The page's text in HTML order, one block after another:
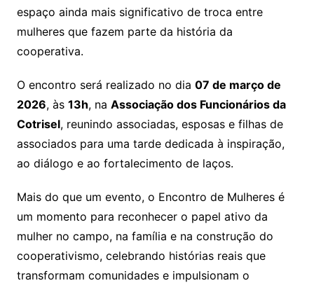
espaço ainda mais significativo de troca entre
mulheres que fazem parte da história da
cooperativa.
O encontro será realizado no dia 07 de março de
2026, às 13h, na Associação dos Funcionários da
Cotrisel, reunindo associadas, esposas e filhas de
associados para uma tarde dedicada à inspiração,
ao diálogo e ao fortalecimento de laços.
Mais do que um evento, o Encontro de Mulheres é
um momento para reconhecer o papel ativo da
mulher no campo, na família e na construção do
cooperativismo, celebrando histórias reais que
transformam comunidades e impulsionam o